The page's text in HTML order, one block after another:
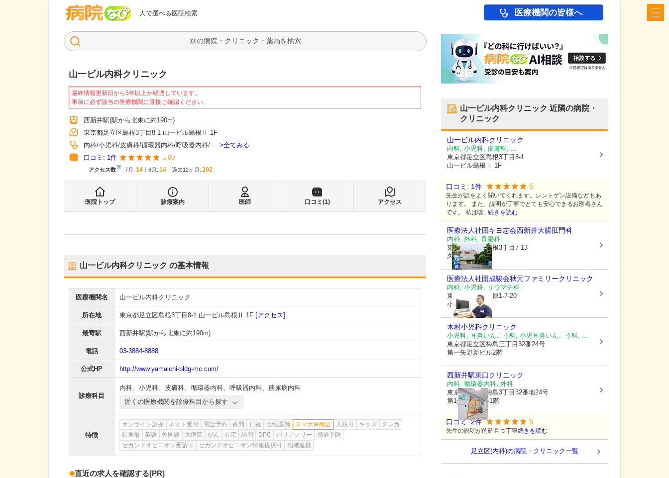
人で選べる医院検索
病院なび 医療機関の皆様へ
検索
山一ビル内科クリニック
最終情報更新日から5年以上が経過しています。
事前に必ず該当の医療機関に直接ご確認ください。
西新井駅(駅から北東に約190m)
東京都足立区島根3丁目8-1 山一ビル島根Ⅱ 1F
内科 小児科 皮膚科 循環器内科 呼吸器内科 ...
全てみる
口コミ: 1件 5.00
アクセス数※ 7月 : 14 6月 : 14 過去12ヶ月: 202
医院トップ 診療案内 医師 口コミ(1) アクセス
山一ビル内科クリニック の基本情報
医療機関名 山一ビル内科クリニック
所在地 東京都足立区島根3丁目8-1 山一ビル島根Ⅱ 1F [アクセス]
最寄駅 西新井駅(駅から北東に約190m)
電話 03-3884-8888
公式HP http://www.yamaichi-bldg-mc.com/
診療科目
内科、 小児科、 皮膚科、 循環器内科、 呼吸器内科、 糖尿病内科
近くの医療機関を診療科目から探す
特徴
オンライン診療 ネット受付 電話予約 夜間 日祝 女性医師 スマホ保険証 入院可 キッズ
クレカ
駐車場
英語 外国語 大病院 がん 在宅 訪問 DPC バリアフリー
感染予防
セカンドオピニオン受診可
セカンドオピニオン情報提供可 地域連携
直近の求人を確認する[PR]
山一ビル内科クリニック 近隣の病院・
クリニック
山一ビル内科クリニック
内科, 小児科, 皮膚科, ...
東京都足立区島根3丁目8-1
山一ビル島根Ⅱ 1F
口コミ: 1件 5
先生が話をよく聞いてくれます。レントゲン設備などもあ
ります。 また、説明が丁寧でとても安心できるお医者さん
です。 私は咳...続きを読む
医療法人社団キヨ志会西新井大腸肛門科
内科, 外科, 胃腸科, ...
東京都足立区島根3丁目7-13
久保田ビル1階
医療法人社団成駿会秋元ファミリークリニック
内科, 小児科, リウマチ科
東京都足立区
栗原1-7-20
小倉第2ビル 1F
木村小児科クリニック
小児科, 耳鼻いんこう科, 小児耳鼻いんこう科, ...
東京都足立区梅島三丁目32番24号
第一矢野新ビル2階
西新井駅東口クリニック
内科, 循環器内科, 外科
東京都足立区 梅島3丁目32番地24号
第1矢野新ビル1階
口コミ:2件 5
先生の説明が的確且つ丁寧続きを読む
足立区(内科)の病院・クリニック一覧